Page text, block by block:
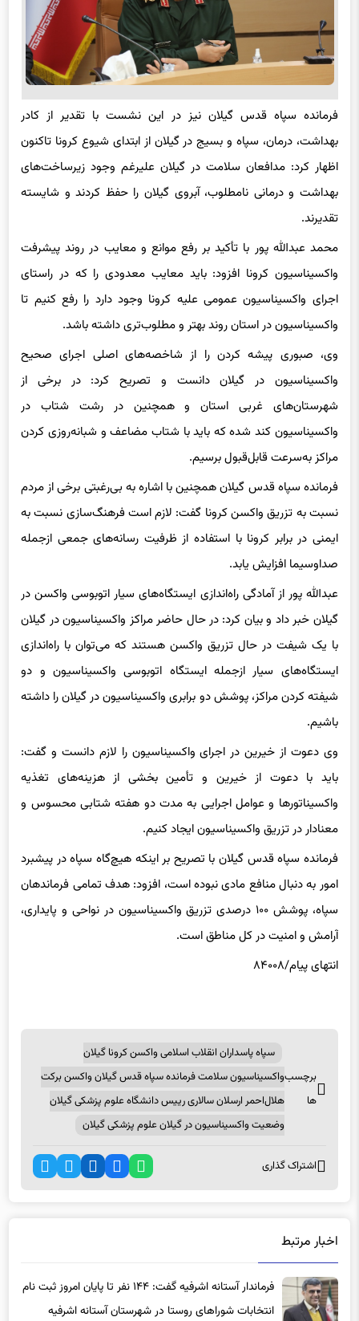
بهداشت، درمان، سپاه و بسیج در گیلان از ابتدای شیوع کرونا تاکنون
اظهار کرد: مدافعان سلامت در گیلان علیرغم وجود زیرساخت‌های
بهداشت و درمانی نامطلوب، آبروی گیلان را حفظ کردند و شایسته
تقدیرند.
محمد عبدالله پور با تأکید بر رفع موانع و معایب در روند پیشرفت
واکسیناسیون کرونا افزود: باید معایب معدودی را که در راستای
اجرای واکسیناسیون عمومی علیه کرونا وجود دارد را رفع کنیم تا
واکسیناسیون در استان روند بهتر و مطلوب‌تری داشته باشد.
وی، صبوری پیشه کردن را از شاخصه‌های اصلی اجرای صحیح
واکسیناسیون در گیلان دانست و تصریح کرد: در برخی از
شهرستان‌های غربی استان و همچنین در رشت شتاب در
واکسیناسیون کند شده که باید با شتاب مضاعف و شبانه‌روزی کردن
مراکز به‌سرعت قابل‌قبول برسیم.
فرمانده سپاه قدس گیلان همچنین با اشاره به بی‌رغبتی برخی از مردم
نسبت به تزریق واکسن کرونا گفت: لازم است فرهنگ‌سازی نسبت به
ایمنی در برابر کرونا با استفاده از ظرفیت رسانه‌های جمعی ازجمله
صداوسیما افزایش یابد.
عبدالله پور از آمادگی راه‌اندازی ایستگاه‌های سیار اتوبوسی واکسن در
گیلان خبر داد و بیان کرد: در حال حاضر مراکز واکسیناسیون در گیلان
با یک شیفت در حال تزریق واکسن هستند که می‌توان با راه‌اندازی
ایستگاه‌های سیار ازجمله ایستگاه اتوبوسی واکسیناسیون و دو
شیفته کردن مراکز، پوشش دو برابری واکسیناسیون در گیلان را داشته
باشیم.
وی دعوت از خیرین در اجرای واکسیناسیون را لازم دانست و گفت:
باید با دعوت از خیرین و تأمین بخشی از هزینه‌های تغذیه
واکسیناتور‌ها و عوامل اجرایی به مدت دو هفته شتابی محسوس و
معنادار در تزریق واکسیناسیون ایجاد کنیم.
فرمانده سپاه قدس گیلان با تصریح بر اینکه هیچ‌گاه سپاه در پیشبرد
امور به دنبال منافع مادی نبوده است، افزود: هدف تمامی فرماندهان
سپاه، پوشش ۱۰۰ درصدی تزریق واکسیناسیون در نواحی و پایداری،
آرامش و امنیت در کل مناطق است.
انتهای پیام/۸۴۰۰۸
ها
واکسیناسیون سلامت فرمانده سپاه قدس گیلان واکسن برکت
هلال‌احمر ارسلان سالاری رییس دانشگاه علوم پزشکی گیلان
وضعیت واکسیناسیون در گیلان علوم پزشکی گیلان
انتخابات شوراهای روستا در شهرستان آستانه اشرفیه
داوطلب شده اند
5 ماه پیش